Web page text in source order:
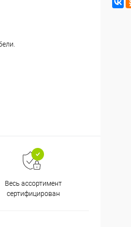
Весь ассортимент
сертифицирован